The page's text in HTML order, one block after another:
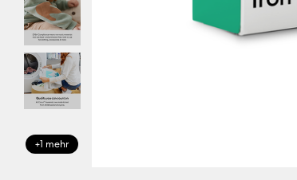
+1 mehr